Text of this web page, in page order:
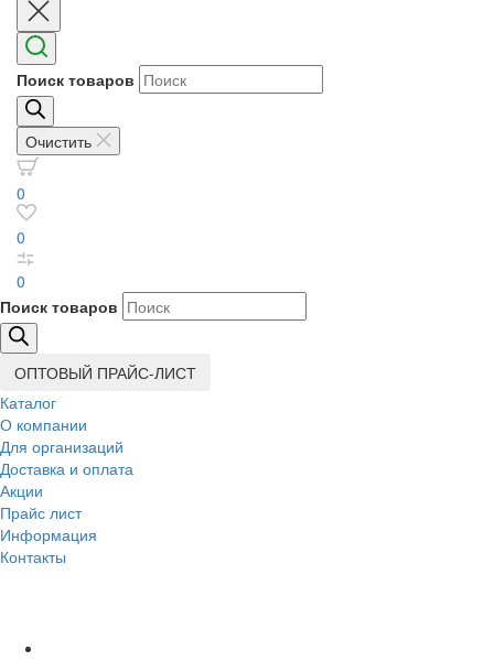
Поиск товаров
Очистить
0
0
0
Поиск товаров
ОПТОВЫЙ ПРАЙС-ЛИСТ
Каталог
О компании
Для организаций
Доставка и оплата
Акции
Прайс лист
Информация
Контакты